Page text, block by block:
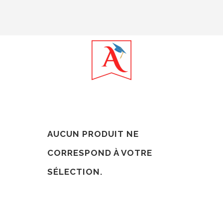
AUCUN PRODUIT NE
CORRESPOND À VOTRE
SÉLECTION.